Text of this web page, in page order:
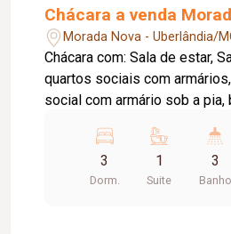
Chácara a venda
Morada Nova - Uberlândia/
Chácara com: Sala de estar, Sala de jantar, 03
quartos sociais com
social com armário sob a pia,
Piscina aquecida, Quintal amplo, Varanda,
eletrônico, Piso em cerâmica,
05 vagas de garagem.
3
Dorm.
1
Suite
3
Banho